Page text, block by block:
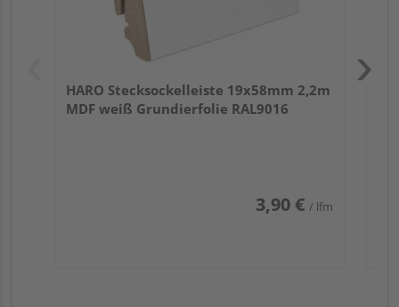
HARO Stecksockelleiste 19x58mm 2,2m
MDF weiß Grundierfolie RAL9016
3,90 € / lfm